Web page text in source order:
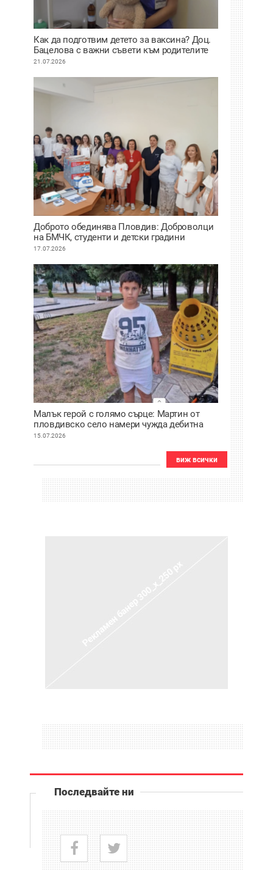
Как да подготвим детето за ваксина? Доц.
Бацелова с важни съвети към родителите
ВИДЕО
21.07.2026
Доброто обединява Пловдив: Доброволци
на БМЧК, студенти и детски градини
осигуриха нова апаратура за детската
17.07.2026
Малък герой с голямо сърце: Мартин от
пловдивско село намери чужда дебитна
карта и веднага я върна
15.07.2026
виж всички
Последвайте ни